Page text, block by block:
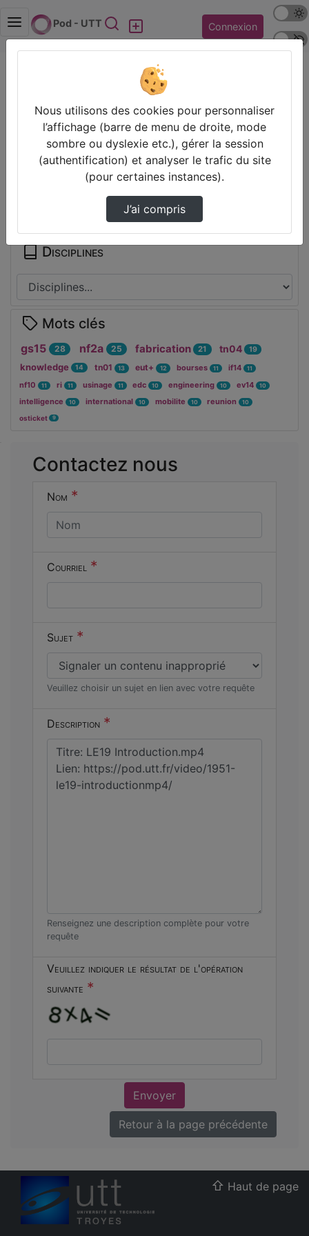
Pod - UTT Rechercher Connexion
Mode
Police
Contactez nous
Contactez nous
Nom *
Courriel *
Sujet *
Veuillez choisir un sujet en lien avec votre requête
Description *
Renseignez une description complète pour votre
requête
Veuillez indiquer le résultat de l'opération
suivante *
cette case
un humain
en métal
(obligatoire)
Envoyer
Retour à la page précédente
Champs obligatoires
Les champs marqués avec un astérisque sont
obligatoires.
Partager
Disciplines
Mots clés
gs15 28 nf2a 25 fabrication 21 tn04 19
knowledge 14 tn01 13 eut+ 12 bourses 11 if14 11
nf10 11 ri 11 usinage 11 edc 10 engineering 10 ev14 10
intelligence 10 international 10 mobilite 10 reunion 10
osticket 9
Haut de page
Nous utilisons des cookies pour personnaliser
l’affichage (barre de menu de droite, mode
sombre ou dyslexie etc.), gérer la session
(authentification) et analyser le trafic du site
(pour certaines instances).
J’ai compris